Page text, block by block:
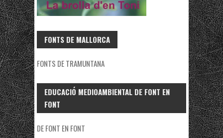
FONTS DE MALLORCA
FONTS DE TRAMUNTANA
EDUCACIÓ MEDIOAMBIENTAL DE FONT EN
FONT
DE FONT EN FONT